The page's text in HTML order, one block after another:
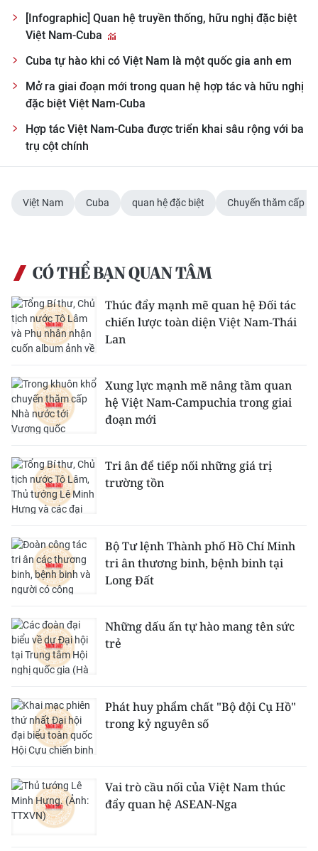
[Infographic] Quan hệ truyền thống, hữu nghị đặc biệt
Việt Nam-Cuba
Cuba tự hào khi có Việt Nam là một quốc gia anh em
Mở ra giai đoạn mới trong quan hệ hợp tác và hữu nghị
đặc biệt Việt Nam-Cuba
Hợp tác Việt Nam-Cuba được triển khai sâu rộng với ba
trụ cột chính
Việt Nam Cuba quan hệ đặc biệt Chuyến thăm cấp
CÓ THỂ BẠN QUAN TÂM
Thúc đẩy mạnh mẽ quan hệ Đối tác
chiến lược toàn diện Việt Nam-Thái
Lan
Xung lực mạnh mẽ nâng tầm quan
hệ Việt Nam-Campuchia trong giai
đoạn mới
Tri ân để tiếp nối những giá trị
trường tồn
Bộ Tư lệnh Thành phố Hồ Chí Minh
tri ân thương binh, bệnh binh tại
Long Đất
Những dấu ấn tự hào mang tên sức
trẻ
Phát huy phẩm chất "Bộ đội Cụ Hồ"
trong kỷ nguyên số
Vai trò cầu nối của Việt Nam thúc
đẩy quan hệ ASEAN-Nga